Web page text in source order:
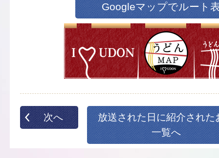
Googleマップでルート
次へ
放送された日に紹介された
一覧へ